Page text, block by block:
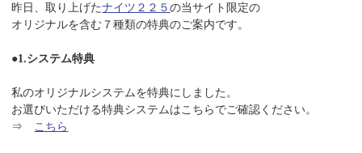
昨日、取り上げたナイツ２２５の当サイト限定の
オリジナルを含む７種類の特典のご案内です。
●1.システム特典
私のオリジナルシステムを特典にしました。
お選びいただける特典システムはこちらでご確認ください。
⇒
こちら